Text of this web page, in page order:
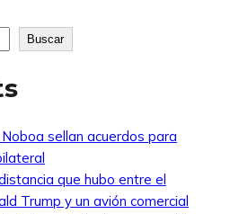
Buscar
sellan acuerdos para
que hubo entre el
Trump y un avión comercial